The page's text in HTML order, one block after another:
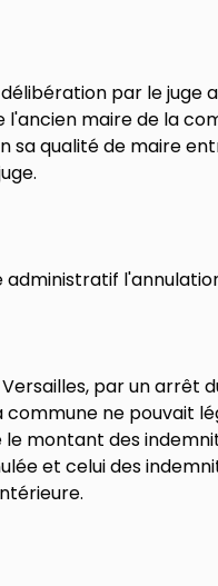
par le juge
maire de la
sa qualité de maire
administratif
par un arrêt
commune ne pouvait
montant des
et celui des